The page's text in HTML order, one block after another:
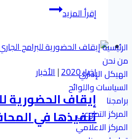
الرئيسية
من نحن
الهيكل الإداري
السياسات واللوائح
برامجنا
المركز التطوعي
المركز الاعلامي
إقرأ المزيدتأهيل
القيادات
اخبار 2020 |الأخبار
إيقاف الحضورية
تنفيذها في